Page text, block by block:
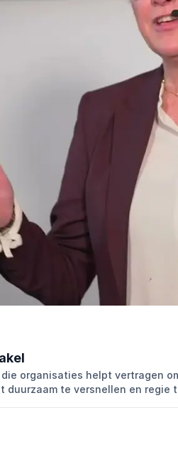
organisaties helpt vertragen
duurzaam te versnellen en regie